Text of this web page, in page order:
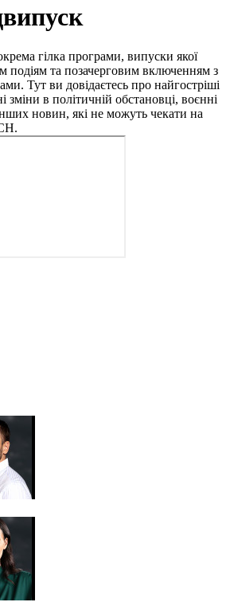
гілка програми, випуски якої
подіям та позачерговим включенням з
Тут ви довідаєтесь про найгостріші
зміни в політичній обстановці, воєнні
новин, які не можуть чекати на